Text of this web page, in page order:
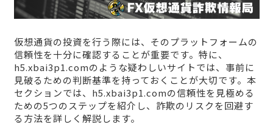
仮想通貨の投資を行う際には、そのプラットフォームの
信頼性を十分に確認することが重要です。特に、
h5.xbai3p1.comのような疑わしいサイトでは、事前に
見破るための判断基準を持っておくことが大切です。本
セクションでは、h5.xbai3p1.comの信頼性を見極める
ための5つのステップを紹介し、詐欺のリスクを回避す
る方法を詳しく解説します。